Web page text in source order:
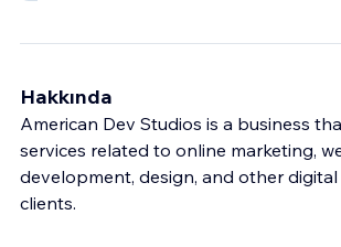
Hakkında
American Dev Studios is a business
services related to online marketing,
development, design, and other
clients.